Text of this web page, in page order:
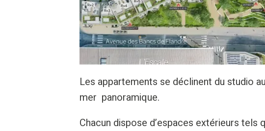
Les appartements se déclinent du studio
mer panoramique.
Chacun dispose d’espaces extérieurs tels